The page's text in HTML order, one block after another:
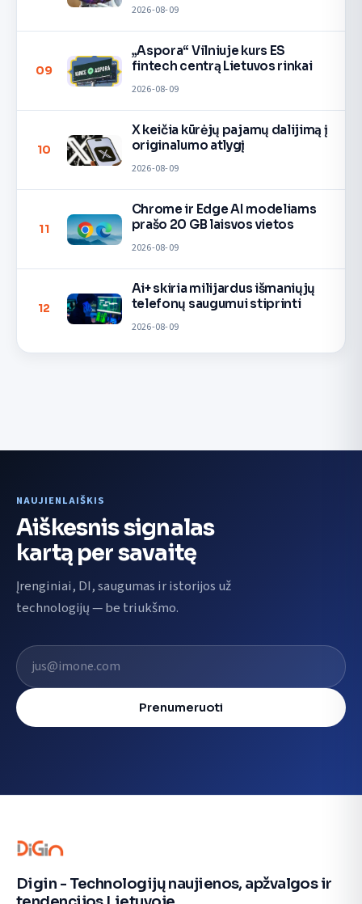
2026-08-09
09
„Aspora“ Vilniuje kurs ES
fintech centrą Lietuvos rinkai
2026-08-09
10
X keičia kūrėjų pajamų dalijimą į
originalumo atlygį
2026-08-09
11
Chrome ir Edge AI modeliams
prašo 20 GB laisvos vietos
2026-08-09
12
Ai+ skiria milijardus išmaniųjų
telefonų saugumui stiprinti
2026-08-09
NAUJIENLAIŠKIS
Aiškesnis signalas
kartą per savaitę
Įrenginiai, DI, saugumas ir istorijos už
technologijų — be triukšmo.
El. pašto adresas
Prenumeruoti
Digin - Technologijų naujienos, apžvalgos ir